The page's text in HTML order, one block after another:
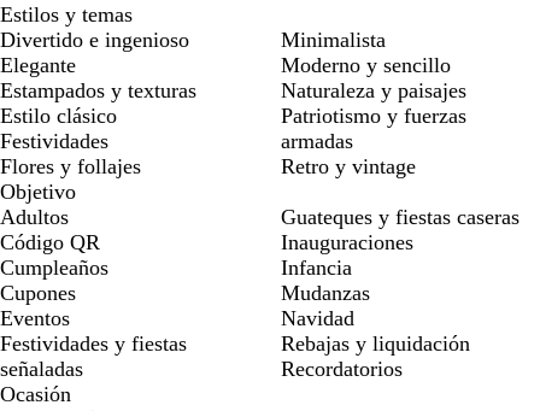
Estilos y temas
Divertido e ingenioso
Elegante
Estampados y texturas
Estilo clásico
Festividades
Flores y follajes
Minimalista
Moderno y sencillo
Naturaleza y paisajes
Patriotismo y fuerzas
armadas
Retro y vintage
Objetivo
Adultos
Código QR
Cumpleaños
Cupones
Eventos
Festividades y fiestas
señaladas
Guateques y fiestas caseras
Inauguraciones
Infancia
Mudanzas
Navidad
Rebajas y liquidación
Recordatorios
Ocasión